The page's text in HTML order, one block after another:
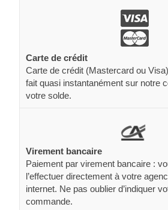
Carte de crédit
Carte de crédit (Mastercard ou
fait quasi instantanément sur notre
votre solde.
Virement bancaire
Paiement par virement bancaire :
l’effectuer directement à votre
internet. Ne pas oublier d’indiquer
commande.